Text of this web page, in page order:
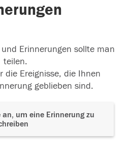
Erinnerungen sollte man
teilen.
die Ereignisse, die Ihnen
geblieben sind.
um eine Erinnerung zu